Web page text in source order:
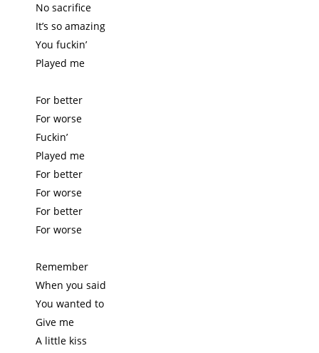
No sacrifice
It’s so amazing
You fuckin’
Played me
For better
For worse
Fuckin’
Played me
For better
For worse
For better
For worse
Remember
When you said
You wanted to
Give me
A little kiss